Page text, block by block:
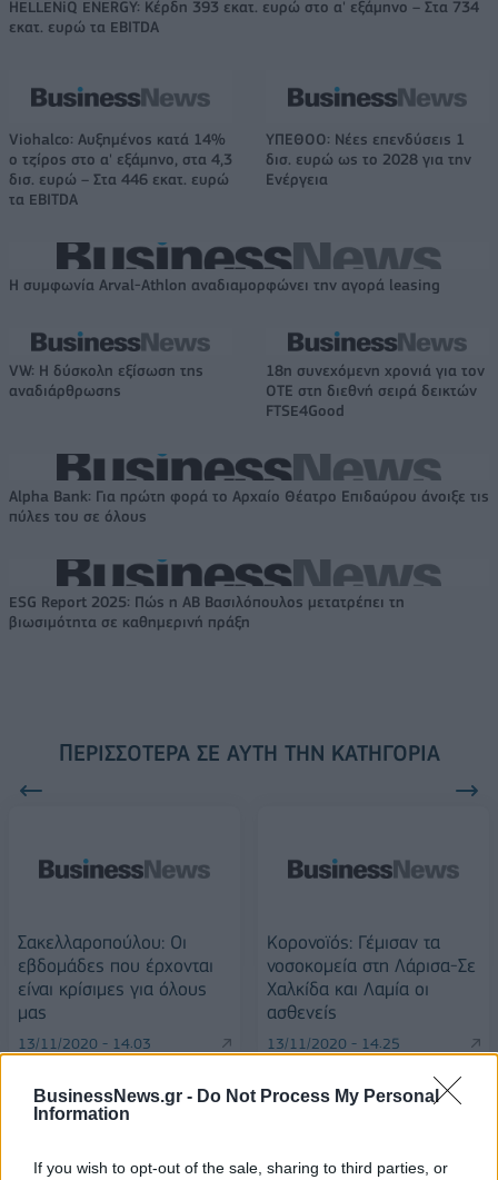
BusinessNews.gr - Do Not Process My Personal
Information
If you wish to opt-out of the sale, sharing to third parties, or
HELLENiQ ENERGY: Κέρδη 393 εκατ. ευρώ στο α' εξάμηνο – Στα 734
εκατ. ευρώ τα EBITDA
Viohalco: Αυξημένος κατά 14%
ο τζίρος στο α' εξάμηνο, στα 4,3
δισ. ευρώ – Στα 446 εκατ. ευρώ
τα EBITDA
ΥΠΕΘΟΟ: Νέες επενδύσεις 1
δισ. ευρώ ως το 2028 για την
Ενέργεια
Η συμφωνία Arval-Athlon αναδιαμορφώνει την αγορά leasing
VW: Η δύσκολη εξίσωση της
αναδιάρθρωσης
18η συνεχόμενη χρονιά για τον
ΟΤΕ στη διεθνή σειρά δεικτών
FTSE4Good
Alpha Bank: Για πρώτη φορά το Αρχαίο Θέατρο Επιδαύρου άνοιξε τις
πύλες του σε όλους
ESG Report 2025: Πώς η ΑΒ Βασιλόπουλος μετατρέπει τη
βιωσιμότητα σε καθημερινή πράξη
ΠΕΡΙΣΣΌΤΕΡΑ ΣΕ ΑΥΤΉ ΤΗΝ ΚΑΤΗΓΟΡΊΑ
Σακελλαροπούλου: Οι
εβδομάδες που έρχονται
είναι κρίσιμες για όλους
μας
13/11/2020 - 14:03
Κορονοϊός: Γέμισαν τα
νοσοκομεία στη Λάρισα-Σε
Χαλκίδα και Λαμία οι
ασθενείς
13/11/2020 - 14:25